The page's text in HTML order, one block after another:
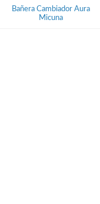
Bañera Cambiador Aura
Micuna